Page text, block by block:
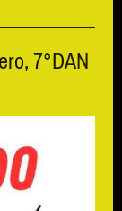
7°DAN